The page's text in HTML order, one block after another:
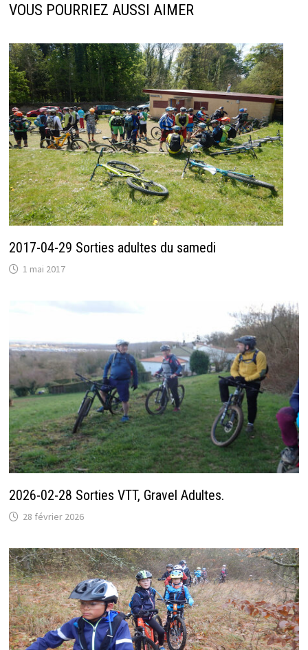
VOUS POURRIEZ AUSSI AIMER
2017-04-29 Sorties adultes du samedi
1 mai 2017
2026-02-28 Sorties VTT, Gravel Adultes.
28 février 2026